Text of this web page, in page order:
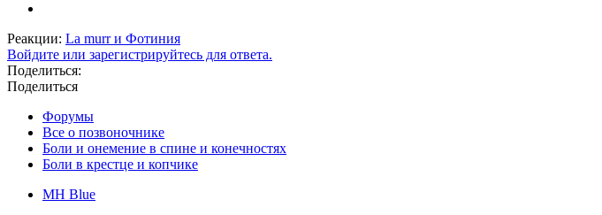
Реакции: La murrи Фотиния
Войдите или зарегистрируйтесь для ответа.
Поделиться:
Поделиться
Форумы
Все о позвоночнике
Боли и онемение в спине и конечностях
Боли в крестце и копчике
MH Blue